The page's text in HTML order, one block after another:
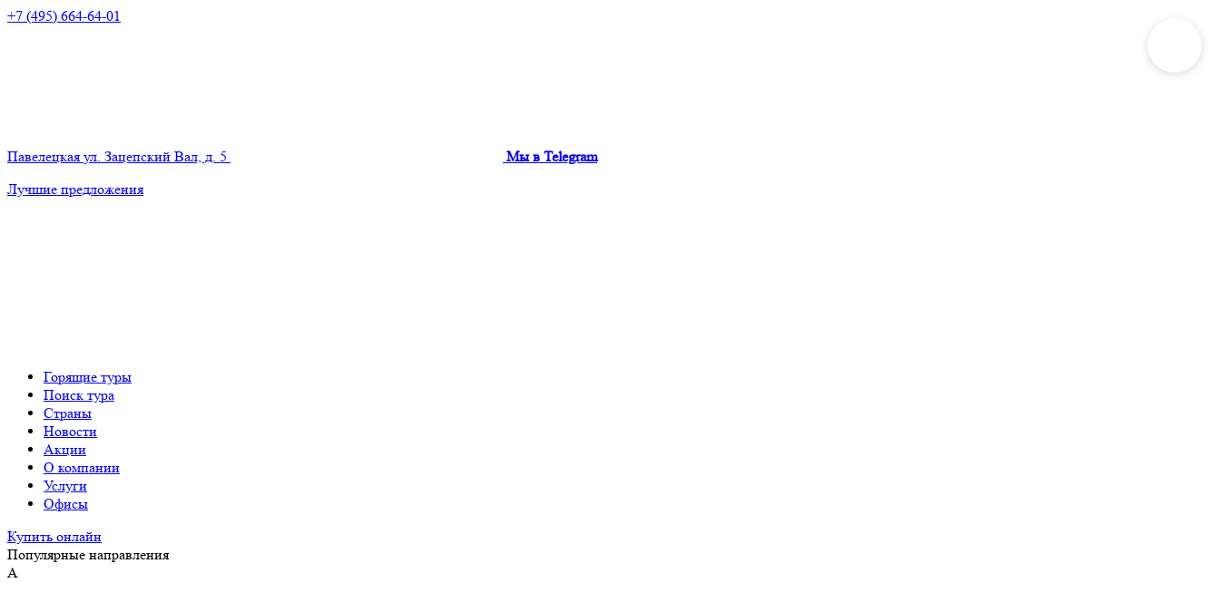
+7 (495) 664-64-01
Павелецкая ул. Зацепский Вал, д. 5
Мы в Telegram
Лучшие предложения
Горящие туры
Поиск тура
Страны
Новости
Акции
О компании
Услуги
Офисы
Купить онлайн
Популярные направления
А